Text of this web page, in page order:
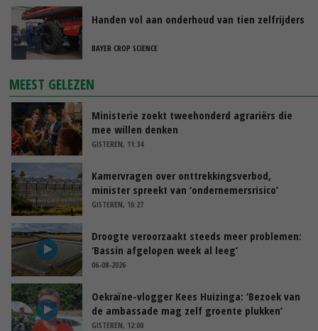
Handen vol aan onderhoud van tien zelfrijders
BAYER CROP SCIENCE
MEEST GELEZEN
Ministerie zoekt tweehonderd agrariërs die
mee willen denken
GISTEREN, 11:34
Kamervragen over onttrekkingsverbod,
minister spreekt van ‘ondernemersrisico’
GISTEREN, 16:27
Droogte veroorzaakt steeds meer problemen:
‘Bassin afgelopen week al leeg’
06-08-2026
Oekraïne-vlogger Kees Huizinga: ‘Bezoek van
de ambassade mag zelf groente plukken’
GISTEREN, 12:00